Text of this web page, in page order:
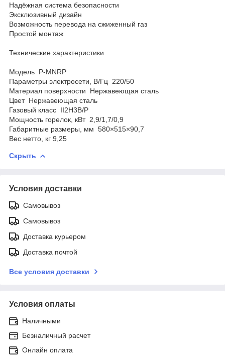
Надёжная система безопасности
Эксклюзивный дизайн
Возможность перевода на сжиженный газ
Простой монтаж
Технические характеристики
Модель P-MNRP
Параметры электросети, В/Гц 220/50
Материал поверхности Нержавеющая сталь
Цвет Нержавеющая сталь
Газовый класс II2H3B/P
Мощность горелок, кВт 2,9/1,7/0,9
Габаритные размеры, мм 580×515×90,7
Вес нетто, кг 9,25
Скрыть
Условия доставки
Самовывоз
Самовывоз
Доставка курьером
Доставка почтой
Все условия доставки
Условия оплаты
Наличными
Безналичный расчет
Онлайн оплата